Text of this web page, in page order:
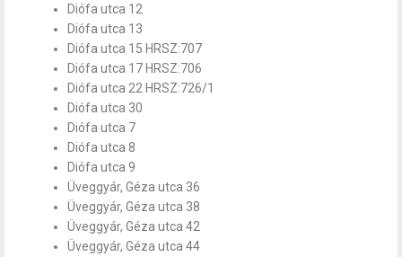
Diófa utca 12
Diófa utca 13
Diófa utca 15 HRSZ:707
Diófa utca 17 HRSZ:706
Diófa utca 22 HRSZ:726/1
Diófa utca 30
Diófa utca 7
Diófa utca 8
Diófa utca 9
Üveggyár, Géza utca 36
Üveggyár, Géza utca 38
Üveggyár, Géza utca 42
Üveggyár, Géza utca 44